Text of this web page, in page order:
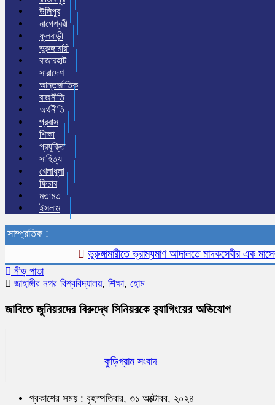
উলিপুর
নাগেশ্বরী
ফুলবাড়ী
ভুরুঙ্গামারী
রাজারহাট
সারাদেশ
আন্তর্জাতিক
রাজনীতি
অর্থনীতি
প্রবাস
শিক্ষা
প্রযুক্তি
সাহিত্য
খেলাধুলা
ফিচার
মতামত
ইসলাম
সাম্প্রতিক :
ভূরুঙ্গামারীতে ভ্রাম্যমাণ আদালতে মাদকসেবীর এক মাসের
নীড় পাতা
জাহাঙ্গীর নগর বিশ্ববিদ্যালয়, শিক্ষা, হোম
জাবিতে জুনিয়রদের বিরুদ্ধে সিনিয়রকে র‍্যাগিংয়ের অভিযোগ
কুড়িগ্রাম সংবাদ
প্রকাশের সময় : বৃহস্পতিবার, ৩১ অক্টোবর, ২০২৪